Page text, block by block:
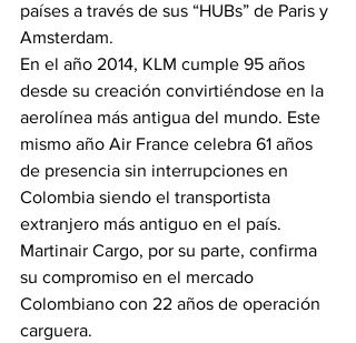
países a través de sus “HUBs” de Paris y
Amsterdam.
En el año 2014, KLM cumple 95 años
desde su creación convirtiéndose en la
aerolínea más antigua del mundo. Este
mismo año Air France celebra 61 años
de presencia sin interrupciones en
Colombia siendo el transportista
extranjero más antiguo en el país.
Martinair Cargo, por su parte, confirma
su compromiso en el mercado
Colombiano con 22 años de operación
carguera.